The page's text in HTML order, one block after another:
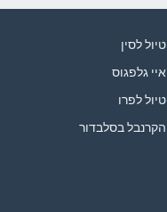
טיול לסין
איי גלפגוס
טיול לפרו
הקרנבל בסלבדור